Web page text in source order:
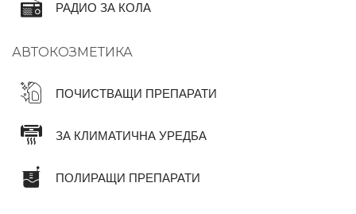
РАДИО ЗА КОЛА
АВТОКОЗМЕТИКА
ПОЧИСТВАЩИ ПРЕПАРАТИ
ЗА КЛИМАТИЧНА УРЕДБА
ПОЛИРАЩИ ПРЕПАРАТИ